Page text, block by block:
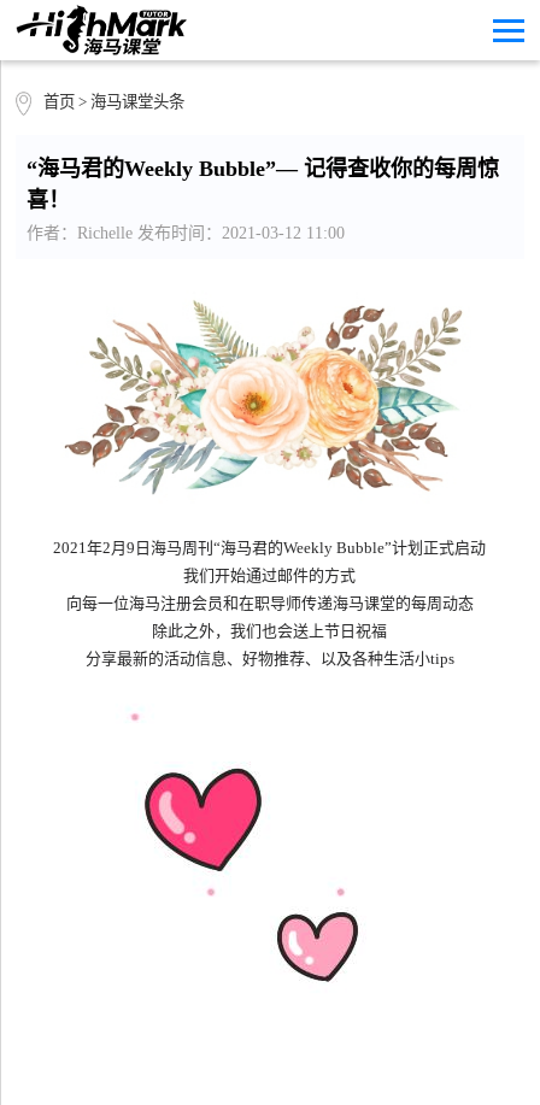
首页 > 海马课堂头条
“海马君的Weekly Bubble”— 记得查收你的每周惊
喜！
作者：Richelle 发布时间：2021-03-12 11:00
2021年2 月9 日海马周刊“海马君的Weekly Bubble”计划正式启动
我们开始通过邮件的方式
向每一位海马注册会员和在职导师传递海马课堂的每周动态
除此之外，我们也会送上节日祝福
分享最新的活动信息、好物推荐、以及各种生活小tips